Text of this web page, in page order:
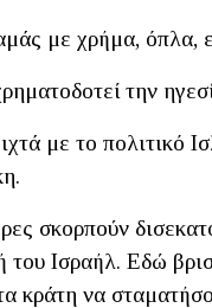
με χρήμα, όπλα,
την
με το πολιτικό
σκορπούν
του Ισραήλ. Εδώ
κράτη να